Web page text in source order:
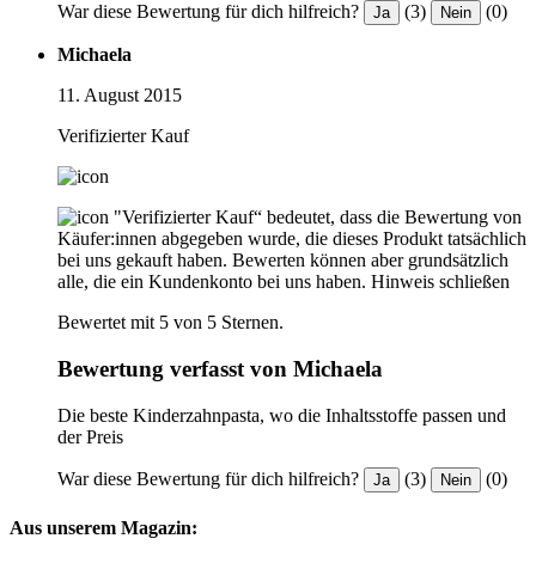
War diese Bewertung für dich hilfreich? Ja (3) Nein (0)
Michaela
11. August 2015
Verifizierter Kauf
"Verifizierter Kauf“ bedeutet, dass die Bewertung von
Käufer:innen abgegeben wurde, die dieses Produkt tatsächlich
bei uns gekauft haben. Bewerten können aber grundsätzlich
alle, die ein Kundenkonto bei uns haben. Hinweis schließen
Bewertet mit 5 von 5 Sternen.
Bewertung verfasst von Michaela
Die beste Kinderzahnpasta, wo die Inhaltsstoffe passen und
der Preis
War diese Bewertung für dich hilfreich? Ja (3) Nein (0)
Aus unserem Magazin: